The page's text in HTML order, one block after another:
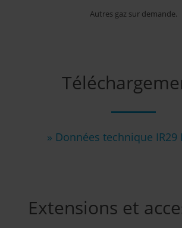
Autres gaz sur demande.
» Données technique IR29
Extensions et